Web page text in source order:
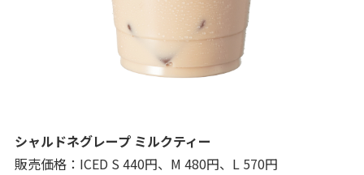
シャルドネグレープ ミルクティー
販売価格：ICED S 440円、M 480円、L 570円